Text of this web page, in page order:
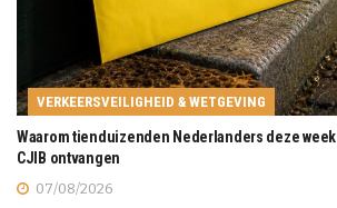
VERKEERSVEILIGHEID & WETGEVING
Waarom tienduizenden Nederlanders deze
CJIB ontvangen
07/08/2026